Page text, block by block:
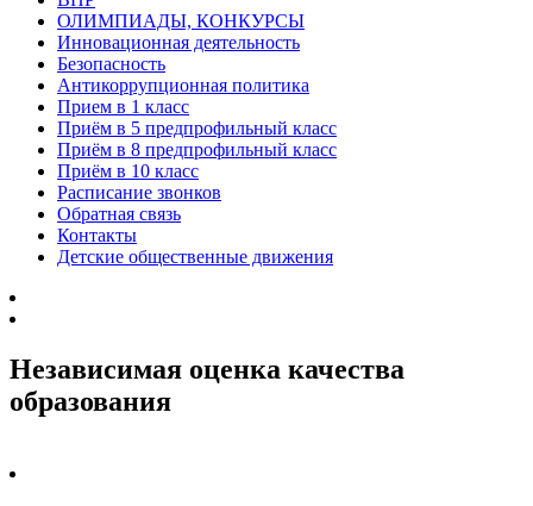
ОЛИМПИАДЫ, КОНКУРСЫ
Инновационная деятельность
Безопасность
Антикоррупционная политика
Прием в 1 класс
Приём в 5 предпрофильный класс
Приём в 8 предпрофильный класс
Приём в 10 класс
Расписание звонков
Обратная связь
Контакты
Детские общественные движения
Независимая оценка качества
образования